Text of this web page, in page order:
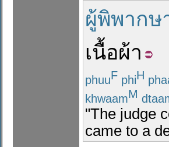
ผู้พิพากษ
เนื้อผ้า
phuuF phiH
khwaamM
"The judge
came to a